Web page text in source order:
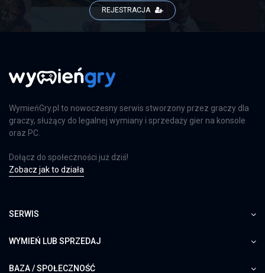
REJESTRACJA
WymieńGry.pl to nowoczesny serwis stworzony przez graczy dla
graczy, służący do legalnej wymiany i sprzedaży gier na konsole
oraz PC.
Dołącz do społeczności już dziś!
Zobacz jak to działa
SERWIS
WYMIEŃ LUB SPRZEDAJ
BAZA / SPOŁECZNOŚĆ